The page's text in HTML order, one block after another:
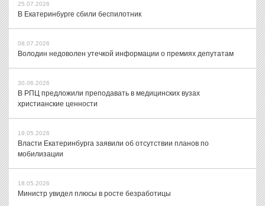
25.07.2026
В Екатеринбурге сбили беспилотник
08.07.2026
Володин недоволен утечкой информации о премиях депутатам
30.06.2026
В РПЦ предложили преподавать в медицинских вузах
христианские ценности
19.05.2026
Власти Екатеринбурга заявили об отсутствии планов по
мобилизации
18.05.2026
Министр увидел плюсы в росте безработицы